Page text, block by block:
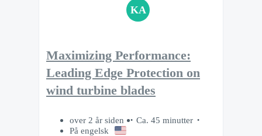
KA
Maximizing Performance:
Leading Edge Protection on
wind turbine blades
over 2 år siden
Ca. 45 minutter
På engelsk